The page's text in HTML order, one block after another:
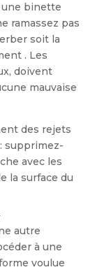
binette
ramassez pas
soit la
. Les
doivent
mau­vaise
des rejets
supprimez-
avec les
la surface du
autre
à une
voulue